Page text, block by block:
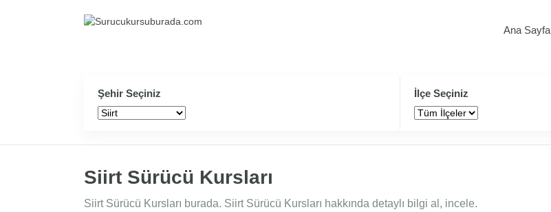
Ana Sayfa
Şehir Seçiniz İlçe Seçiniz
Siirt Sürücü Kursları
Siirt Sürücü Kursları burada. Siirt Sürücü Kursları hakkında detaylı bilgi al, incele.